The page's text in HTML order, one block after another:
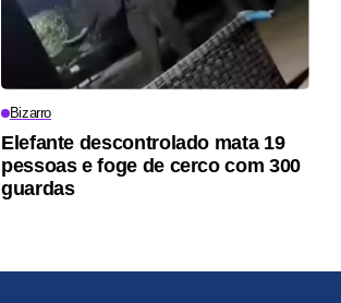
Bizarro
Elefante descontrolado mata 19
pessoas e foge de cerco com 300
guardas